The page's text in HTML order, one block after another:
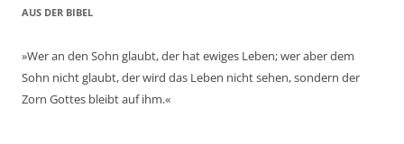
AUS DER BIBEL
»Wer an den Sohn glaubt, der hat ewiges Leben; wer aber dem
Sohn nicht glaubt, der wird das Leben nicht sehen, sondern der
Zorn Gottes bleibt auf ihm.«